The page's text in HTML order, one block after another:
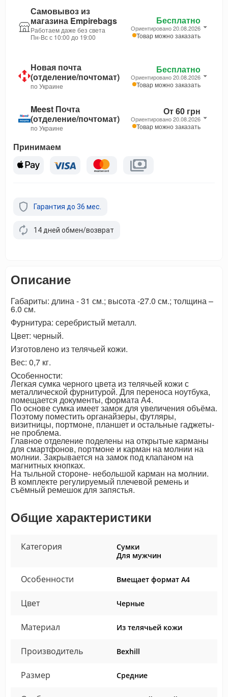
Самовывоз из
магазина Empirebags
Работаем даже без света
Пн-Вс с 10:00 до 19:00
Бесплатно
Ориентировано 20.08.2026
Товар можно заказать
Новая почта
(отделение/почтомат)
по Украине
Бесплатно
Ориентировано 20.08.2026
Товар можно заказать
Meest Почта
(отделение/почтомат)
по Украине
От 60 грн
Ориентировано 20.08.2026
Товар можно заказать
Принимаем
Гарантия до 36 мес.
14 дней обмен/возврат
Описание
Габариты: длина - 31 см.; высота -27.0 см.; толщина –
6.0 см.
Фурнитура: серебристый металл.
Цвет: черный.
Изготовлено из телячьей кожи.
Вес: 0,7 кг.
Особенности:
Легкая сумка черного цвета из телячьей кожи с
металлической фурнитурой. Для переноса ноутбука,
помещается документы, формата А4.
По основе сумка имеет замок для увеличения объёма.
Поэтому поместить органайзеры, футляры,
визитницы, портмоне, планшет и остальные гаджеты-
не проблема.
Главное отделение поделены на открытые карманы
для смартфонов, портмоне и карман на молнии на
молнии. Закрывается на замок под клапаном на
магнитных кнопках.
На тыльной стороне- небольшой карман на молнии.
В комплекте регулируемый плечевой ремень и
съёмный ремешок для запястья.
Общие характеристики
Категория
Сумки
Для мужчин
Особенности Вмещает формат А4
Цвет Черные
Материал Из телячьей кожи
Производитель Bexhill
Размер Средние